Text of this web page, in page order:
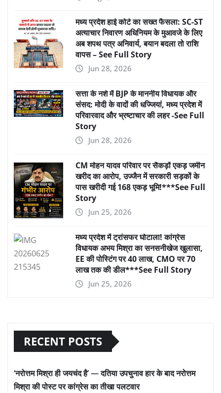
मध्य प्रदेश हाई कोर्ट का सख्त फैसला: SC-ST
अत्याचार निवारण अधिनियम के मुआवजे के लिए
अब शपथ पत्र अनिवार्य, बयान बदला तो राशि
वापस – See Full Story
Jun 28, 2026
सत्ता के नशे में BJP के माननीय विधायक और
संसद: मोदी के वादों की धज्जियां, मध्य प्रदेश में
परिवारवाद और भ्रष्टाचार की लहर -See Full
Story
Jun 28, 2026
CM मोहन यादव परिवार पर सैकड़ों एकड़ जमीन
खरीद का आरोप, उज्जैन में सरकारी सड़कों के
पास खरीदी गई 168 एकड़ भूमि!***See Full
Story
Jun 25, 2026
मध्य प्रदेश में ट्रांसफर घोटाला! कांग्रेस
विधायक अभय मिश्रा का सनसनीखेज खुलासा,
EE की पोस्टिंग पर 40 लाख, CMO पर 70
लाख तक की डील***See Full Story
Jun 25, 2026
RECENT POSTS
‘नरोत्तम मिश्रा ही जयचंद है’ — दतिया उपचुनाव हार के बाद नरोत्तम
मिश्रा की पोस्ट पर कांग्रेस का तीखा पलटवार